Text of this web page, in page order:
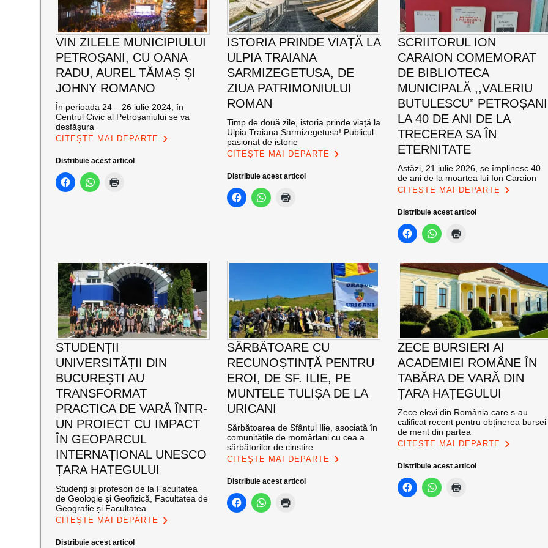
VIN ZILELE MUNICIPIULUI
PETROȘANI, CU OANA
RADU, AUREL TĂMAȘ ȘI
JOHNY ROMANO
În perioada 24 – 26 iulie 2024, în
Centrul Civic al Petroșaniului se va
desfășura
CITEȘTE MAI DEPARTE
Distribuie acest articol
ISTORIA PRINDE VIAȚĂ LA
ULPIA TRAIANA
SARMIZEGETUSA, DE
ZIUA PATRIMONIULUI
ROMAN
Timp de două zile, istoria prinde viață la
Ulpia Traiana Sarmizegetusa! Publicul
pasionat de istorie
CITEȘTE MAI DEPARTE
Distribuie acest articol
SCRIITORUL ION
CARAION COMEMORAT
DE BIBLIOTECA
MUNICIPALĂ ,,VALERIU
BUTULESCU”
LA 40 DE ANI DE LA
TRECEREA SA ÎN
ETERNITATE
Astăzi, 21 iulie 2026, se împlinesc 40
de ani de la moartea lui Ion Caraion
CITEȘTE MAI DEPARTE
Distribuie acest articol
STUDENȚII
UNIVERSITĂȚII DIN
BUCUREȘTI AU
TRANSFORMAT
PRACTICA DE VARĂ ÎNTR-
UN PROIECT CU IMPACT
ÎN GEOPARCUL
INTERNAȚIONAL UNESCO
ȚARA HAȚEGULUI
Studenți și profesori de la Facultatea
de Geologie și Geofizică, Facultatea de
Geografie și Facultatea
CITEȘTE MAI DEPARTE
Distribuie acest articol
SĂRBĂTOARE CU
RECUNOȘTINȚĂ PENTRU
EROI, DE SF. ILIE, PE
MUNTELE TULIȘA DE LA
URICANI
Sărbătoarea de Sfântul Ilie, asociată în
comunitățile de momârlani cu cea a
sărbătorilor de cinstire
CITEȘTE MAI DEPARTE
Distribuie acest articol
ZECE BURSIERI AI
ACADEMIEI ROMÂNE ÎN
TABĂRA DE VARĂ DIN
ȚARA HAȚEGULUI
Zece elevi din România care s-au
calificat recent pentru obținerea bursei
de merit din partea
CITEȘTE MAI DEPARTE
Distribuie acest articol